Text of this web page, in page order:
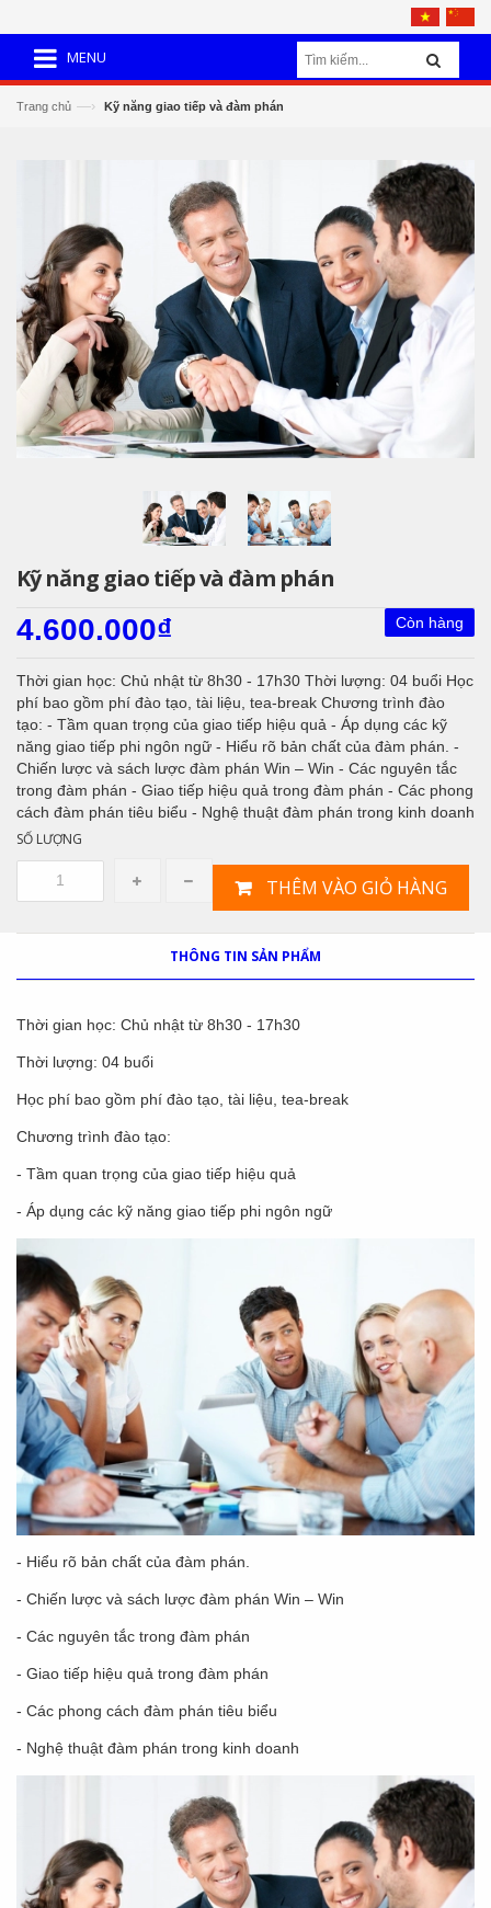
MENU
Trang chủ —› Kỹ năng giao tiếp và đàm phán
Kỹ năng giao tiếp và đàm phán
Còn hàng
4.600.000₫
Thời gian học: Chủ nhật từ 8h30 - 17h30 Thời lượng: 04 buổi Học
phí bao gồm phí đào tạo, tài liệu, tea-break Chương trình đào
tạo: - Tầm quan trọng của giao tiếp hiệu quả - Áp dụng các kỹ
năng giao tiếp phi ngôn ngữ­ - Hiểu rõ bản chất của đàm phán. -
Chiến lược và sách lược đàm phán Win – Win - Các nguyên tắc
trong đàm phán - Giao tiếp hiệu quả trong đàm phán - Các phong
cách đàm phán tiêu biểu - Nghệ thuật đàm phán trong kinh doanh
SỐ LƯỢNG
THÊM VÀO GIỎ HÀNG
THÔNG TIN SẢN PHẨM
Thời gian học: Chủ nhật từ 8h30 - 17h30
Thời lượng: 04 buổi
Học phí bao gồm phí đào tạo, tài liệu, tea-break
Chương trình đào tạo:
- Tầm quan trọng của giao tiếp hiệu quả
- Áp dụng các kỹ năng giao tiếp phi ngôn ngữ­
- Hiểu rõ bản chất của đàm phán.
- Chiến lược và sách lược đàm phán Win – Win
- Các nguyên tắc trong đàm phán
- Giao tiếp hiệu quả trong đàm phán
- Các phong cách đàm phán tiêu biểu
- Nghệ thuật đàm phán trong kinh doanh